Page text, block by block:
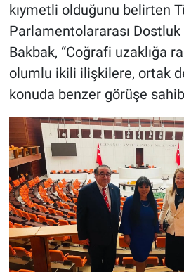
kıymetli olduğunu belirten
Parlamentolararası Dostluk
Bakbak, “Coğrafi uzaklığa
olumlu ikili ilişkilere, ortak
konuda benzer görüşe